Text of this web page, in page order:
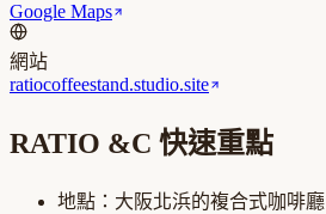
Google Maps
網站
ratiocoffeestand.studio.site
RATIO &C 快速重點
地點： 大阪北浜的複合式咖啡廳